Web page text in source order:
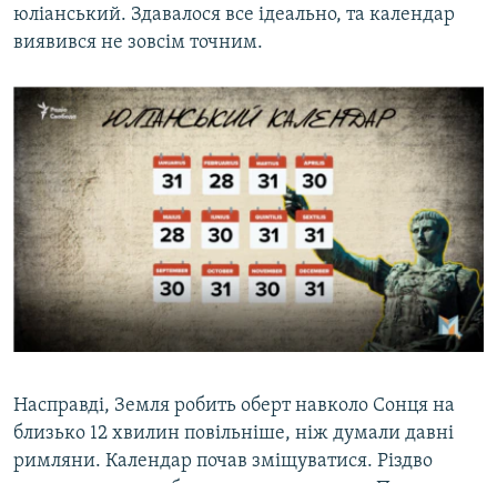
юліанський. Здавалося все ідеально, та календар
виявився не зовсім точним.
Насправді, Земля робить оберт навколо Сонця на
близько 12 хвилин повільніше, ніж думали давні
римляни. Календар почав зміщуватися. Різдво